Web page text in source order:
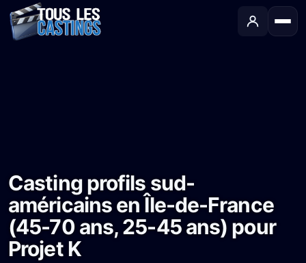
Casting profils sud-
américains en Île-de-France
(45-70 ans, 25-45 ans) pour
Projet K